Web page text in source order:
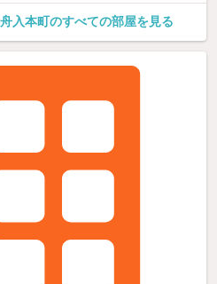
入本町のすべての部屋を見る